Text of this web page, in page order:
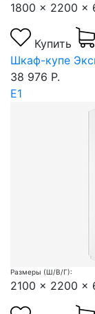
1800 x 2200 x
Купить
Шкаф-купе
38 976 Р.
Е1
Размеры (Ш/В/Г):
2100 x 2200 x